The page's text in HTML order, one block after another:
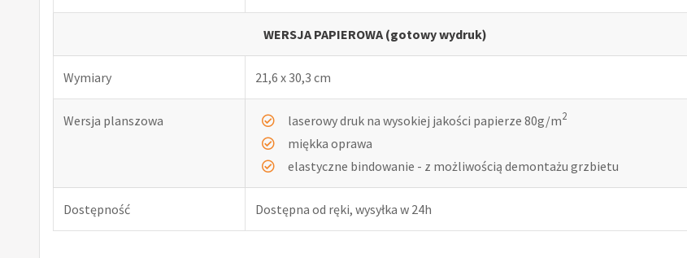
WERSJA PAPIEROWA (gotowy wydruk)
Wymiary 21,6 x 30,3 cm
Wersja planszowa laserowy druk na wysokiej jakości papierze 80g/m2
miękka oprawa
elastyczne bindowanie - z możliwością demontażu grzbietu
Dostępność Dostępna od ręki, wysyłka w 24h